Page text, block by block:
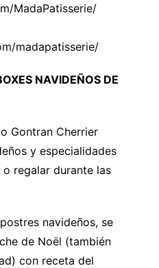
MadaPatisserie/
madapatisserie/
NAVIDEÑOS DE
Gontran Cherrier
y especialidades
regalar durante las
navideños, se
de Noël (también
con receta del